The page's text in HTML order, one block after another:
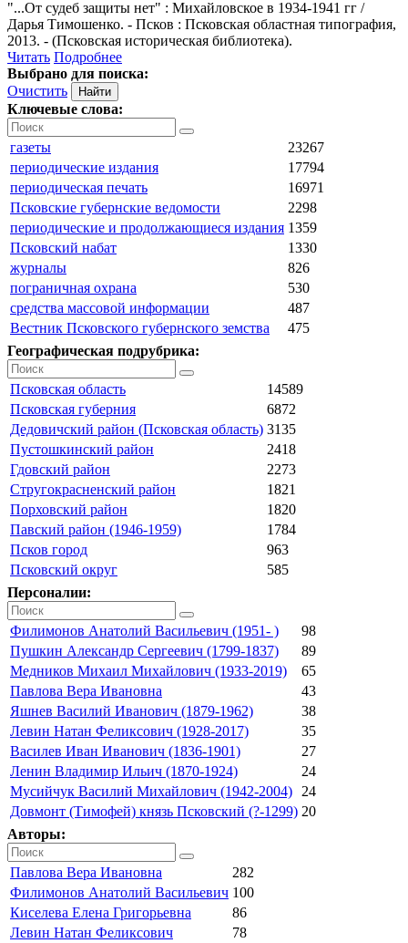
"...От судеб защиты нет" : Михайловское в 1934-1941 гг /
Дарья Тимошенко. - Псков : Псковская областная типография,
2013. - (Псковская историческая библиотека).
Читать Подробнее
Выбрано для поиска:
Очистить
Ключевые слова:
газеты
23267
периодические издания
17794
периодическая печать
16971
Псковские губернские ведомости
2298
периодические и продолжающиеся издания 1359
Псковский набат
1330
журналы
826
пограничная охрана
530
средства массовой информации
487
Вестник Псковского губернского земства
475
Географическая подрубрика:
Псковская область
14589
Псковская губерния
6872
Дедовичский район (Псковская область) 3135
Пустошкинский район
2418
Гдовский район
2273
Стругокрасненский район
1821
Порховский район
1820
Павский район (1946-1959)
1784
Псков город
963
Псковский округ
585
Персоналии:
Филимонов Анатолий Васильевич (1951- )
98
Пушкин Александр Сергеевич (1799-1837)
89
Медников Михаил Михайлович (1933-2019)
65
Павлова Вера Ивановна
43
Яшнев Василий Иванович (1879-1962)
38
Левин Натан Феликсович (1928-2017)
35
Василев Иван Иванович (1836-1901)
27
Ленин Владимир Ильич (1870-1924)
24
Мусийчук Василий Михайлович (1942-2004)
24
Довмонт (Тимофей) князь Псковский (?-1299) 20
Авторы:
Павлова Вера Ивановна
282
Филимонов Анатолий Васильевич 100
Киселева Елена Григорьевна
86
Левин Натан Феликсович
78